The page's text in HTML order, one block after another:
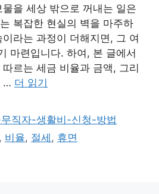
을 세상 밖으로 꺼내는 일은
복잡한 현실의 벽을 마주하
라는 과정이 더해지면, 그 여
마련입니다. 하여, 본 글에서
르는 세금 비율과 금액, 그리
… 더 읽기
직자-생활비-신청-방법
, 비율, 절세 , 휴면